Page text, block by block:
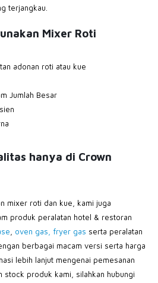
terjangkau.
Mixer Roti
adonan roti atau kue
Jumlah Besar
hanya di Crown
mixer roti dan kue, kami juga
produk peralatan hotel & restoran
, oven gas, fryer gas serta peralatan
berbagai macam versi serta harga
lebih lanjut mengenai pemesanan
stock produk kami, silahkan hubungi